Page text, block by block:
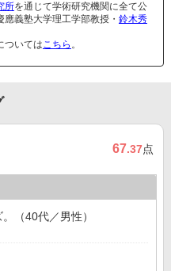
所を通じて学術研究機関に全て公
義塾大学理工学部教授・ 鈴木秀
ついてはこちら 。
67.37点
（40代／男性）